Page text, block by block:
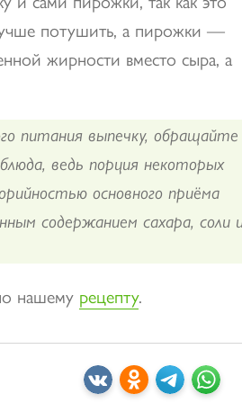
потушить, а пирожки —
жирности вместо сыра, а
питания выпечку, обращайте
ведь порция некоторых
основного приёма
содержанием сахара, соли
нашему рецепту.